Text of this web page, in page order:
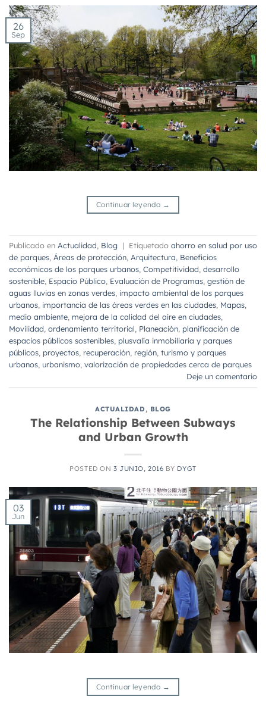
26
Sep
Continuar leyendo →
Publicado en Actualidad, Blog | Etiquetado ahorro en salud por uso
de parques, Áreas de protección, Arquitectura, Beneficios
económicos de los parques urbanos, Competitividad, desarrollo
sostenible, Espacio Público, Evaluación de Programas, gestión de
aguas lluvias en zonas verdes, impacto ambiental de los parques
urbanos, importancia de las áreas verdes en las ciudades, Mapas,
medio ambiente, mejora de la calidad del aire en ciudades,
Movilidad, ordenamiento territorial, Planeación, planificación de
espacios públicos sostenibles, plusvalía inmobiliaria y parques
públicos, proyectos, recuperación, región, turismo y parques
urbanos, urbanismo, valorización de propiedades cerca de parques
Deje un comentario
ACTUALIDAD, BLOG
The Relationship Between Subways
and Urban Growth
POSTED ON 3 JUNIO, 2016 BY DYGT
03
Jun
Continuar leyendo →